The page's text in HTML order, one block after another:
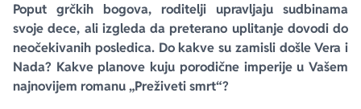
Poput grčkih bogova, roditelji upravljaju sudbinama
svoje dece, ali izgleda da preterano uplitanje dovodi do
neočekivanih posledica. Do kakve su zamisli došle Vera i
Nada? Kakve planove kuju porodične imperije u Vašem
najnovijem romanu „Preživeti smrt“?